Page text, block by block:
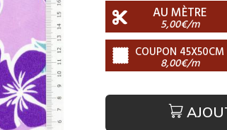
AU MÈTRE
5,00€/m
COUPON 45X50CM
8,00€/m